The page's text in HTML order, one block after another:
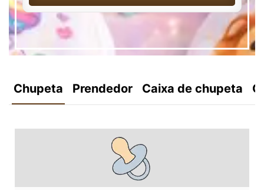
Chupeta Prendedor Caixa de chupeta